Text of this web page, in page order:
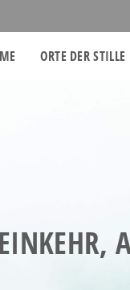
ORTE DER STILLE
EINKEHR,